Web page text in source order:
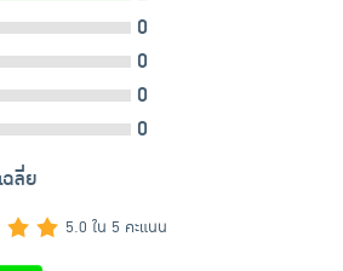
0
0
0
0
ฉลี่ย
5.0 ใน 5 คะแนน